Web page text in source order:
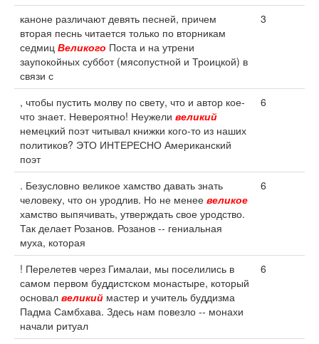
каноне различают девять песней, причем
вторая песнь читается только по вторникам
седмиц Великого Поста и на утрени
заупокойных суббот (мясопустной и Троицкой) в
связи с
3
, чтобы пустить молву по свету, что и автор кое-
что знает. Невероятно! Неужели великий
немецкий поэт читывал книжки кого-то из наших
политиков? ЭТО ИНТЕРЕСНО Американский
поэт
6
. Безусловно великое хамство давать знать
человеку, что он уродлив. Но не менее великое
хамство выпячивать, утверждать свое уродство.
Так делает Розанов. Розанов -- гениальная
муха, которая
6
! Перелетев через Гималаи, мы поселились в
самом первом буддистском монастыре, который
основал великий мастер и учитель буддизма
Падма Самбхава. Здесь нам повезло -- монахи
начали ритуал
6